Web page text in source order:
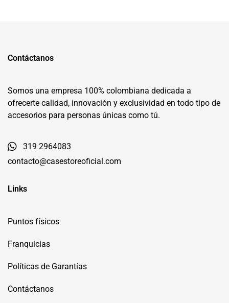
Contáctanos
Somos una empresa 100% colombiana dedicada a
ofrecerte calidad, innovación y exclusividad en todo tipo de
accesorios para personas únicas como tú.
319 2964083
contacto@casestoreoficial.com
Links
Puntos físicos
Franquicias
Políticas de Garantías
Contáctanos